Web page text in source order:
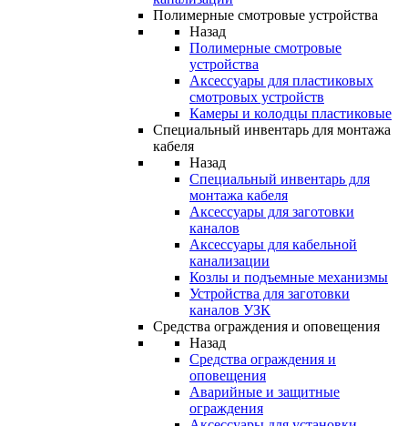
Полимерные смотровые устройства
Назад
Полимерные смотровые
устройства
Аксессуары для пластиковых
смотровых устройств
Камеры и колодцы пластиковые
Специальный инвентарь для монтажа
кабеля
Назад
Специальный инвентарь для
монтажа кабеля
Аксессуары для заготовки
каналов
Аксессуары для кабельной
канализации
Козлы и подъемные механизмы
Устройства для заготовки
каналов УЗК
Средства ограждения и оповещения
Назад
Средства ограждения и
оповещения
Аварийные и защитные
ограждения